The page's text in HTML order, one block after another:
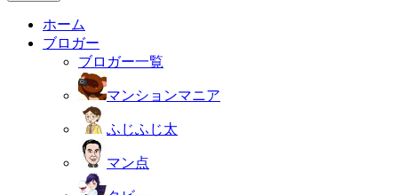
ホーム
ブロガー
ブロガー一覧
マンションマニア
ふじふじ太
マン点